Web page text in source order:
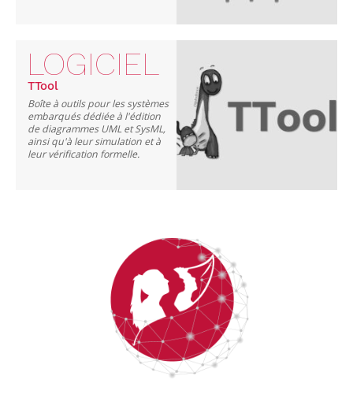
LOGICIEL
TTool
Boîte à outils pour les systèmes
embarqués dédiée à l'édition
de diagrammes UML et SysML,
ainsi qu'à leur simulation et à
leur vérification formelle.